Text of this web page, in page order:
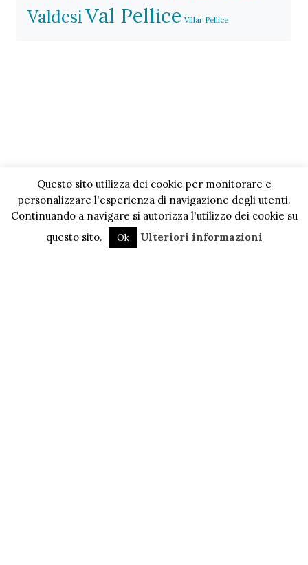
ValdesiVal Pellice Villar Pellice
Questo sito utilizza dei cookie per monitorare e
personalizzare l'esperienza di navigazione degli utenti.
Continuando a navigare si autorizza l'utilizzo dei cookie su
questo sito.
Ok Ulteriori informazioni